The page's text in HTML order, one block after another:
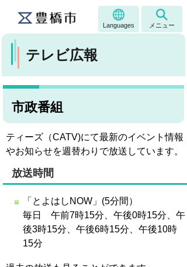
Languages メニュー
テレビ広報
市政番組
ティーズ（CATV)にて最新のイベント情報
やお知らせを週替わりで放送しています。
放送時間
「とよはしNOW」(5分間）
毎日 午前7時15分、午後0時15分、午
後3時15分、午後6時15分、午後10時
15分